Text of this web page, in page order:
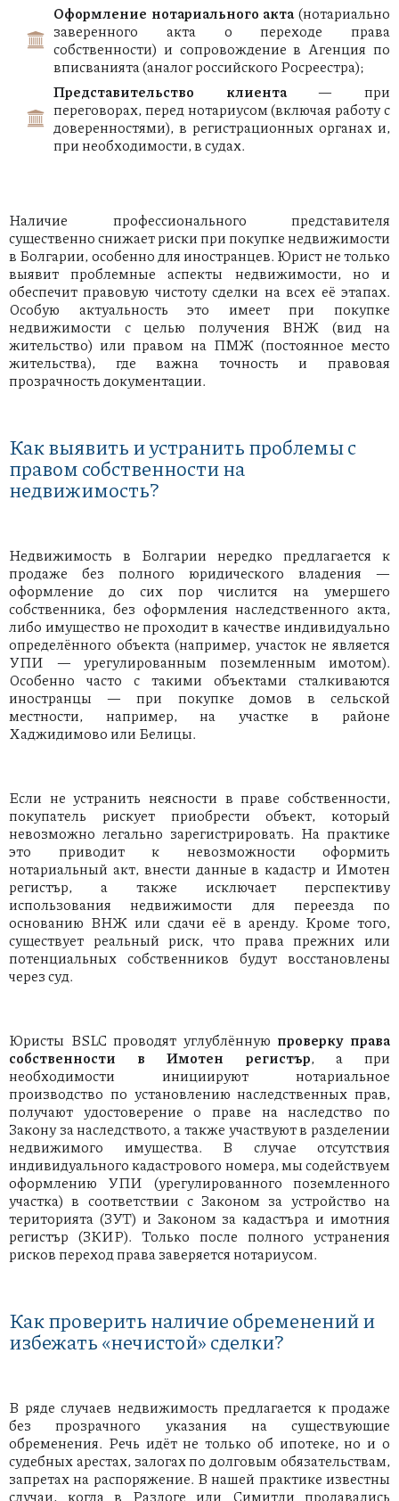
Оформление нотариального акта(нотариально
заверенного акта о переходе права
собственности) и сопровождение в Агенция по
вписванията (аналог российского Росреестра);
Представительство клиента— при
переговорах, перед нотариусом (включая работу с
доверенностями), в регистрационных органах и,
при необходимости, в судах.
Наличие профессионального представителя
существенно снижает риски при покупке недвижимости
в Болгарии, особенно для иностранцев. Юрист не только
выявит проблемные аспекты недвижимости, но и
обеспечит правовую чистоту сделки на всех её этапах.
Особую актуальность это имеет при покупке
недвижимости с целью получения ВНЖ (вид на
жительство) или правом на ПМЖ (постоянное место
жительства), где важна точность и правовая
прозрачность документации.
Как выявить и устранить проблемы с
правом собственности на
недвижимость?
Недвижимость в Болгарии нередко предлагается к
продаже без полного юридического владения —
оформление до сих пор числится на умершего
собственника, без оформления наследственного акта,
либо имущество не проходит в качестве индивидуально
определённого объекта (например, участок не является
УПИ — урегулированным поземленным имотом).
Особенно часто с такими объектами сталкиваются
иностранцы — при покупке домов в сельской
местности, например, на участке в районе
Хаджидимово или Белицы.
Если не устранить неясности в праве собственности,
покупатель рискует приобрести объект, который
невозможно легально зарегистрировать. На практике
это приводит к невозможности оформить
нотариальный акт, внести данные в кадастр и Имотен
регистър, а также исключает перспективу
использования недвижимости для переезда по
основанию ВНЖ или сдачи её в аренду. Кроме того,
существует реальный риск, что права прежних или
потенциальных собственников будут восстановлены
через суд.
Юристы BSLC проводят углублённую проверку права
собственности в Имотен регистър, а при
необходимости инициируют нотариальное
производство по установлению наследственных прав,
получают удостоверение о праве на наследство по
Закону за наследството, а также участвуют в разделении
недвижимого имущества. В случае отсутствия
индивидуального кадастрового номера, мы содействуем
оформлению УПИ (урегулированного поземленного
участка) в соответствии с Законом за устройство на
територията (ЗУТ) и Законом за кадастъра и имотния
регистър (ЗКИР). Только после полного устранения
рисков переход права заверяется нотариусом.
Как проверить наличие обременений и
избежать «нечистой» сделки?
В ряде случаев недвижимость предлагается к продаже
без прозрачного указания на существующие
обременения. Речь идёт не только об ипотеке, но и о
судебных арестах, залогах по долговым обязательствам,
запретах на распоряжение. В нашей практике известны
случаи, когда в Разлоге или Симитли продавались